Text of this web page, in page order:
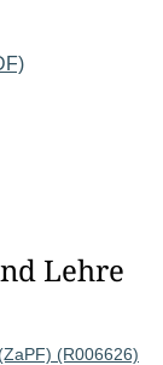
Lehre
(R006626)